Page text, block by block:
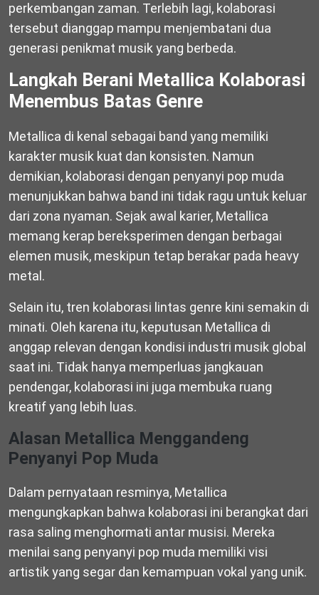
perkembangan zaman. Terlebih lagi, kolaborasi
tersebut dianggap mampu menjembatani dua
generasi penikmat musik yang berbeda.
Langkah Berani Metallica Kolaborasi
Menembus Batas Genre
Metallica di kenal sebagai band yang memiliki
karakter musik kuat dan konsisten. Namun
demikian, kolaborasi dengan penyanyi pop muda
menunjukkan bahwa band ini tidak ragu untuk keluar
dari zona nyaman. Sejak awal karier, Metallica
memang kerap bereksperimen dengan berbagai
elemen musik, meskipun tetap berakar pada heavy
metal.
Selain itu, tren kolaborasi lintas genre kini semakin di
minati. Oleh karena itu, keputusan Metallica di
anggap relevan dengan kondisi industri musik global
saat ini. Tidak hanya memperluas jangkauan
pendengar, kolaborasi ini juga membuka ruang
kreatif yang lebih luas.
Alasan Metallica Menggandeng
Penyanyi Pop Muda
Dalam pernyataan resminya, Metallica
mengungkapkan bahwa kolaborasi ini berangkat dari
rasa saling menghormati antar musisi. Mereka
menilai sang penyanyi pop muda memiliki visi
artistik yang segar dan kemampuan vokal yang unik.